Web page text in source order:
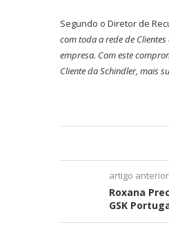
Segundo o Diretor de
com toda a rede de
empresa. Com este
Cliente da Schindler, mais
artigo anterior
Roxana
GSK